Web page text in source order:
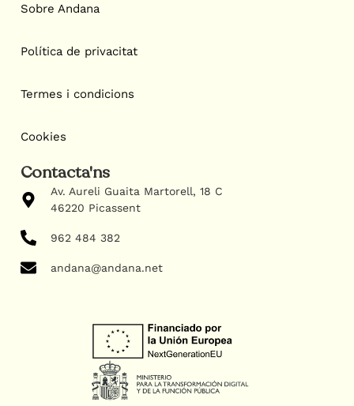
Sobre Andana
Política de privacitat
Termes i condicions
Cookies
Contacta'ns
Av. Aureli Guaita Martorell, 18 C
46220 Picassent
962 484 382
andana@andana.net